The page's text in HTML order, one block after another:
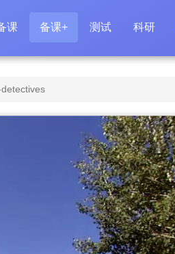
课 备课+ 测试 科研